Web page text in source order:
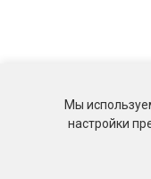
Мы
настройки